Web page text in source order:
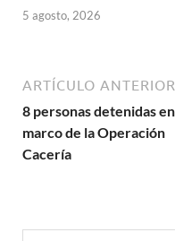
5 agosto, 2026
ARTÍCULO ANTERIOR
8 personas detenidas
marco de la Operación
Cacería